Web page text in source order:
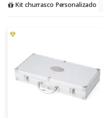
Kit churrasco Personalizado